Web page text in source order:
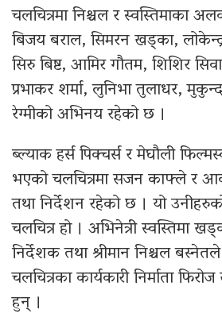
चलचित्रमा निश्चल र स्वस्तिमाका
बिजय बराल, सिमरन खड्का,
सिरु बिष्ट, आमिर गौतम, शिशिर
प्रभाकर शर्मा, लुनिभा तुलाधर,
रेग्मीको अभिनय रहेको छ ।
ब्ल्याक हर्स पिक्चर्स र मेघौली
भएको चलचित्रमा सजन काफ्ले र
तथा निर्देशन रहेको छ । यो
चलचित्र हो । अभिनेत्री स्वस्तिमा
निर्देशक तथा श्रीमान निश्चल
चलचित्रका कार्यकारी निर्माता
हुन् ।